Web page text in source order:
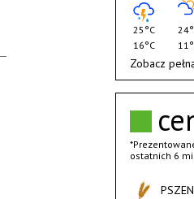
ostatnich 6
25°C
16°C
Zobacz